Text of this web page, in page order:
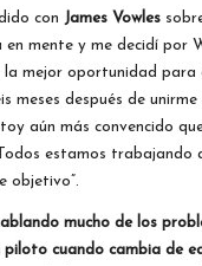
con James Vowles
mente y me decidí por
la mejor oportunidad para
meses después de unirme
aún más convencido
estamos trabajando
objetivo”.
mucho de los
cuando cambia de